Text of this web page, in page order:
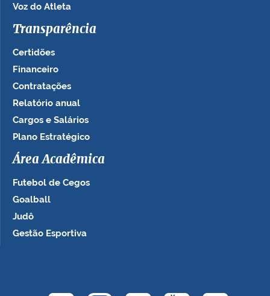
Voz do Atleta
Transparência
Certidões
Financeiro
Contratações
Relatório anual
Cargos e Salários
Plano Estratégico
Área Acadêmica
Futebol de Cegos
Goalball
Judô
Gestão Esportiva